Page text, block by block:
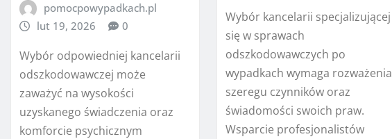
pomocpowypadkach.pl
lut 19, 2026
0
Wybór odpowiedniej kancelarii
odszkodowawczej może
zaważyć na wysokości
uzyskanego świadczenia oraz
komforcie psychicznym
Wybór kancelarii specjalizującej
się w sprawach
odszkodowawczych po
wypadkach wymaga rozważenia
szeregu czynników oraz
świadomości swoich praw.
Wsparcie profesjonalistów